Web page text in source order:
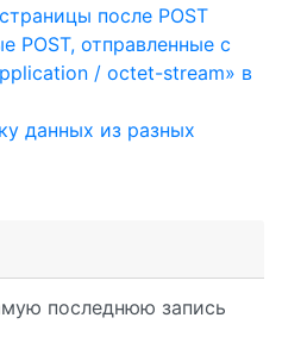
последнюю запись
после POST
POST, отправленные с
/ octet-stream» в
данных из разных